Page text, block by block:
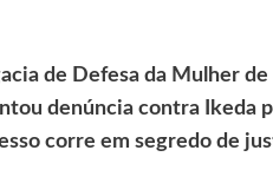
de Defesa da Mulher
denúncia contra Ikeda
corre em segredo de